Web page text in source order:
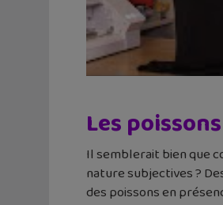
Les
Il semblerait bien que
nature subjectives ?
des poissons en